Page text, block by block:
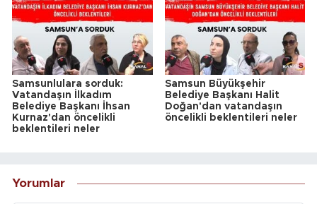
Samsunlulara sorduk:
Vatandaşın İlkadım
Belediye Başkanı İhsan
Kurnaz'dan öncelikli
beklentileri neler
Samsun Büyükşehir
Belediye Başkanı Halit
Doğan'dan vatandaşın
öncelikli beklentileri neler
Yorumlar